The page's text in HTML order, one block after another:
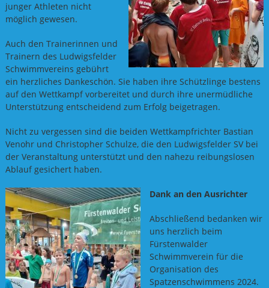
junger Athleten nicht
möglich gewesen.
Auch den Trainerinnen und
Trainern des Ludwigsfelder
Schwimmvereins gebührt
ein herzliches Dankeschön. Sie haben ihre Schützlinge bestens
auf den Wettkampf vorbereitet und durch ihre unermüdliche
Unterstützung entscheidend zum Erfolg beigetragen.
Nicht zu vergessen sind die beiden Wettkampfrichter Bastian
Venohr und Christopher Schulze, die den Ludwigsfelder SV bei
der Veranstaltung unterstützt und den nahezu reibungslosen
Ablauf gesichert haben.
Dank an den Ausrichter
Abschließend bedanken wir
uns herzlich beim
Fürstenwalder
Schwimmverein für die
Organisation des
Spatzenschwimmens 2024.